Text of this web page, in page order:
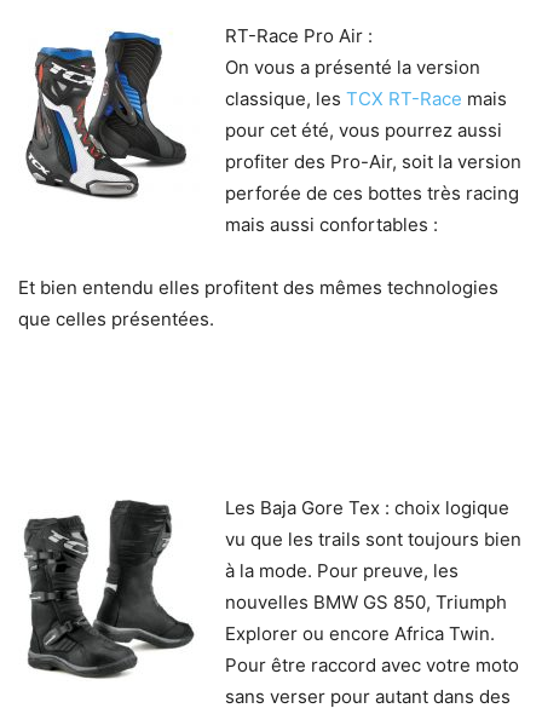
RT-Race Pro Air :
On vous a présenté la version
classique, les TCX RT-Race mais
pour cet été, vous pourrez aussi
profiter des Pro-Air, soit la version
perforée de ces bottes très racing
mais aussi confortables :
Et bien entendu elles profitent des mêmes technologies
que celles présentées.
Les Baja Gore Tex : choix logique
vu que les trails sont toujours bien
à la mode. Pour preuve, les
nouvelles BMW GS 850, Triumph
Explorer ou encore Africa Twin.
Pour être raccord avec votre moto
sans verser pour autant dans des